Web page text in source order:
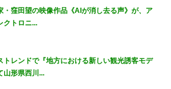
・窪田望の映像作品《AIが消し去る声》が、ア
クトロニ...
トレンドで『地方における新しい観光誘客モデ
山形県西川...